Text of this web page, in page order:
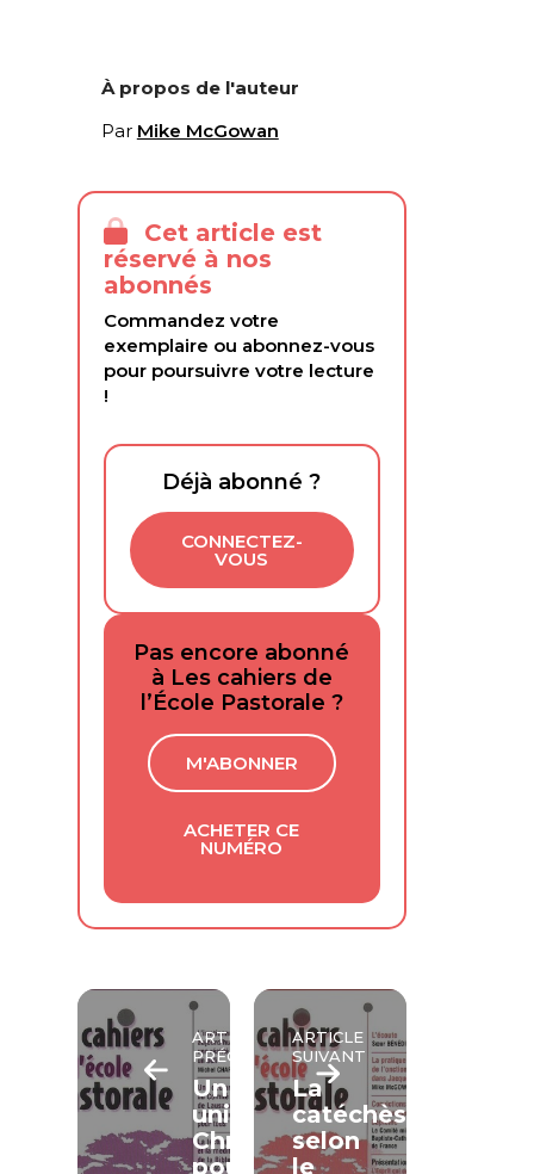
À propos de l'auteur
Par Mike McGowan
Cet article est
réservé à nos
abonnés
Commandez votre
exemplaire ou abonnez-vous
pour poursuivre votre lecture
!
Déjà abonné ?
CONNECTEZ-
VOUS
Pas encore abonné
à Les cahiers de
l’École Pastorale ?
M'ABONNER
ACHETER CE
NUMÉRO
ARTICLE
PRÉCÉDENT
Un
unique
Christ
pour
ARTICLE
SUIVANT
La
catéchèse
selon
le